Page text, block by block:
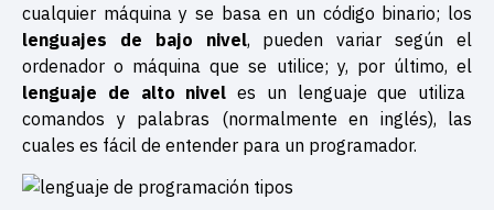
cualquier máquina y se basa en un código binario; los
lenguajes de bajo nivel, pueden variar según el
ordenador o máquina que se utilice; y, por último, el
lenguaje de alto nivel es un lenguaje que utiliza
comandos y palabras (normalmente en inglés), las
cuales es fácil de entender para un programador.